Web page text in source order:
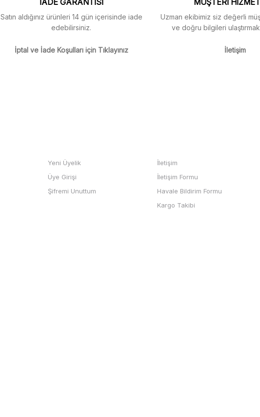
İADE GARANTİSİ
Satın aldığınız ürünleri 14 gün içerisinde iade
edebilirsiniz.
İptal ve İade Koşulları için Tıklayınız
MÜŞTERİ
Uzman ekibimiz siz değerli
ve doğru bilgileri
İletişim
Yeni Üyelik
Üye Girişi
Şifremi Unuttum
İletişim
İletişim Formu
Havale Bildirim Formu
Kargo Takibi